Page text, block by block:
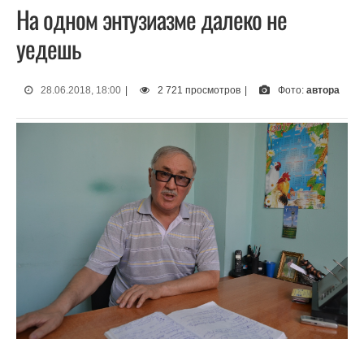
На одном энтузиазме далеко не
уедешь
28.06.2018, 18:00 2 721 просмотров Фото: автора